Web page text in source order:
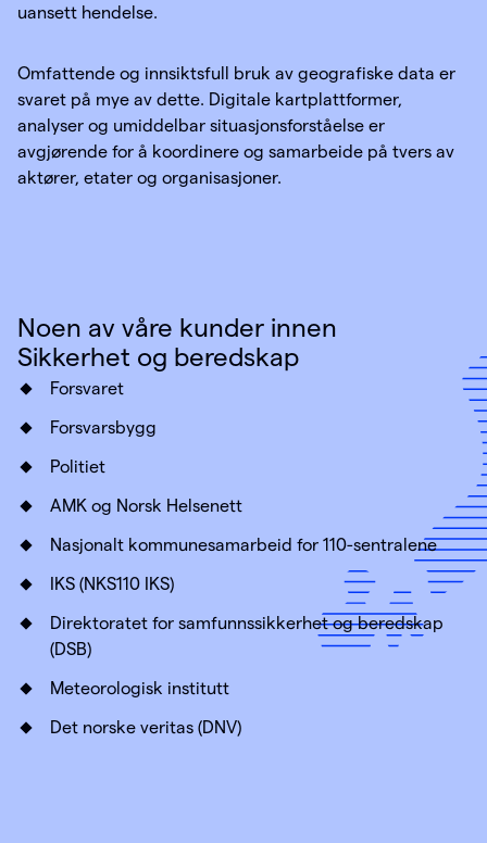
uansett hendelse.
Omfattende og innsiktsfull bruk av geografiske data er
svaret på mye av dette. Digitale kartplattformer,
analyser og umiddelbar situasjonsforståelse er
avgjørende for å koordinere og samarbeide på tvers av
aktører, etater og organisasjoner.
Noen av våre kunder innen
Sikkerhet og beredskap
Forsvaret
Forsvarsbygg
Politiet
AMK og Norsk Helsenett
Nasjonalt kommunesamarbeid for 110-sentralene
IKS (NKS110 IKS)
Direktoratet for samfunnssikkerhet og beredskap
(DSB)
Meteorologisk institutt
Det norske veritas (DNV)